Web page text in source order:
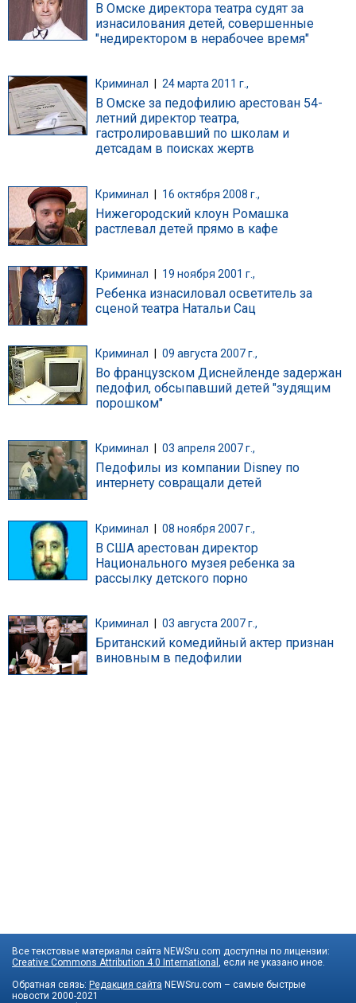
В Омске директора театра судят за
изнасилования детей, совершенные
"недиректором в нерабочее время"
Криминал 24 марта 2011 г.,
В Омске за педофилию арестован 54-
летний директор театра,
гастролировавший по школам и
детсадам в поисках жертв
Криминал | 16 октября 2008 г.,
Нижегородский клоун Ромашка
растлевал детей прямо в кафе
Криминал 19 ноября 2001 г.,
Ребенка изнасиловал осветитель за
сценой театра Натальи Сац
Криминал 09 августа 2007 г.,
Во французском Диснейленде задержан
педофил, обсыпавший детей "зудящим
порошком"
Криминал 03 апреля 2007 г.,
Педофилы из компании Disney по
интернету совращали детей
Криминал 08 ноября 2007 г.,
В США арестован директор
Национального музея ребенка за
рассылку детского порно
Криминал 03 августа 2007 г.,
Британский комедийный актер признан
виновным в педофилии
Все текстовые материалы сайта NEWSru.com доступны по лицензии:
Creative Commons Attribution 4.0 International , если не указано иное.
Обратная связь: Редакция сайта NEWSru.com – самые быстрые
новости 2000-2021